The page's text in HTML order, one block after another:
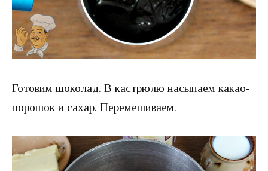
Готовим шоколад. В кастрюлю насыпаем какао-
порошок и сахар. Перемешиваем.